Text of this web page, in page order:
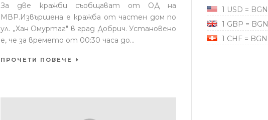
За две кражби съобщават от ОД на
МВР.Извършена е кражба от частен дом по
ул. „Хан Омуртаг" в град Добрич. Установено
е, че за времето от 00:30 часа до...
ПРОЧЕТИ ПОВЕЧЕ
1 USD = BGN
1 GBP = BGN
1 CHF = BGN